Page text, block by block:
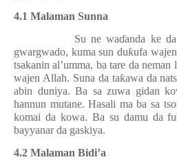
4.1 Malaman Sunna
Su ne waɗanda ke
gwargwado, kuma sun duƙufa
tsakanin al’umma, ba tare da neman
wajen Allah. Suna da taƙawa da
abin duniya. Ba sa zuwa gidan
hannun mutane. Hasali ma ba sa
komai da kowa. Ba su damu da
bayyanar da gaskiya.
4.2 Malaman Bidi’a